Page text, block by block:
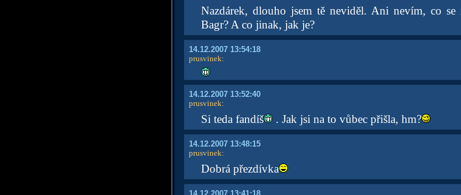
Nazdárek, dlouho jsem tě neviděl. Ani nevím, co
Bagr? A co jinak, jak je?
14.12.2007 13:54:18
prusvinek:
14.12.2007 13:52:40
prusvinek:
Si teda fandíš . Jak jsi na to vůbec přišla, hm?
14.12.2007 13:48:15
prusvinek:
Dobrá přezdívka